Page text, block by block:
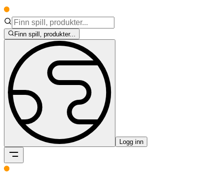
Finn spill, produkter...
Logg inn